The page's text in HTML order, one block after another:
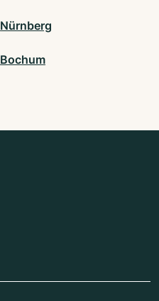
Nürnberg
Bochum